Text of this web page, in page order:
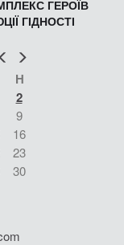
ГЕРОЇВ
ГІДНОСТІ
Попер
Н
2
9
16
23
30